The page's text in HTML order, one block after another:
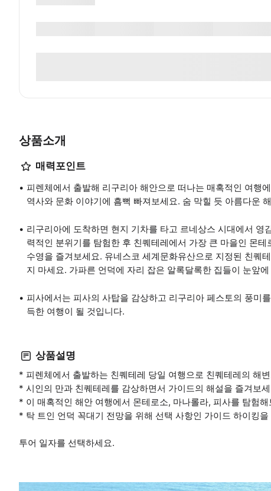
상품소개
매력포인트
피렌체에서 출발해 리구리아 해안으로 떠나는 매혹적인 여행
역사와 문화 이야기에 흠뻑 빠져보세요. 숨 막힐 듯 아름다운
리구리아에 도착하면 현지 기차를 타고 르네상스 시대에서
력적인 분위기를 탐험한 후 친퀘테레에서 가장 큰 마을인 몬
수영을 즐겨보세요. 유네스코 세계문화유산으로 지정된 친퀘
지 마세요. 가파른 언덕에 자리 잡은 알록달록한 집들이 눈앞
피사에서는 피사의 사탑을 감상하고 리구리아 페스토의 풍미
득한 여행이 될 것입니다.
상품설명
* 피렌체에서 출발하는 친퀘테레 당일 여행으로 친퀘테레의 해
* 시인의 만과 친퀘테레를 감상하면서 가이드의 해설을 즐겨보
* 이 매혹적인 해안 여행에서 몬테로소, 마나롤라, 피사를 탐험해
* 탁 트인 언덕 꼭대기 전망을 위해 선택 사항인 가이드 하이킹
투어 일자를 선택하세요.